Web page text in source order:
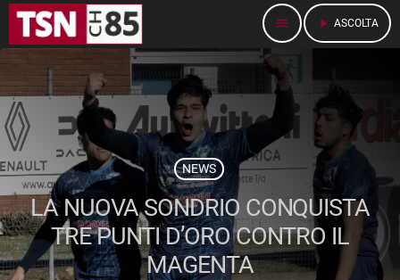
menu play_arrow ASCOLTA
NEWS
LA NUOVA SONDRIO CONQUISTA
TRE PUNTI D’ORO CONTRO IL
MAGENTA